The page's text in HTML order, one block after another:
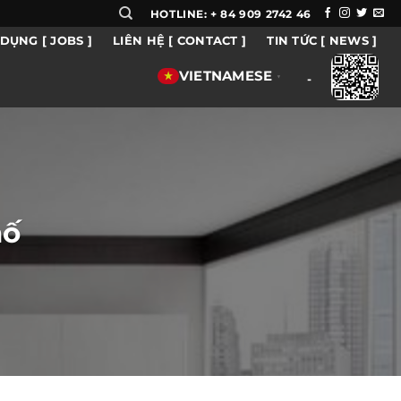
HOTLINE: + 84 909 2742 46
[ JOBS ] LIÊN HỆ [ CONTACT ] TIN TỨC [ NEWS ]
VIETNAMESE ▼ -